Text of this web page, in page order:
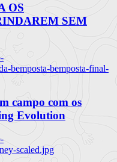
OS
SEM
bemposta-bemposta-final-
campo com os
Evolution
scaled.jpg